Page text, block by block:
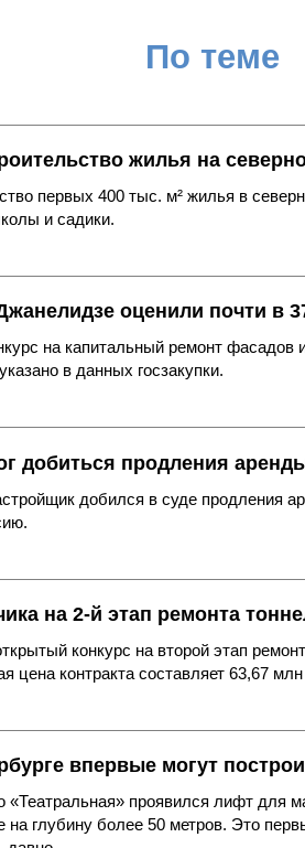
По теме
жилья на
первых 400 тыс. м² жилья в
и садики.
оценили почти в
на капитальный ремонт
в данных госзакупки.
добиться продления
добился в суде продления
на 2-й этап ремонта
конкурс на второй этап
контракта составляет 63,67 млн
впервые могут
«Театральная» проявился лифт для
глубину более 50 метров. Это